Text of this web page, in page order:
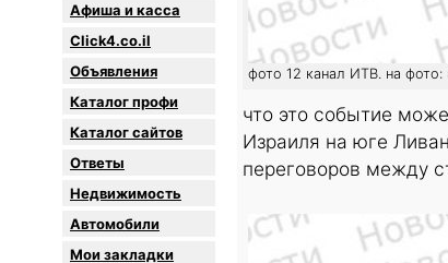
Афиша и касса
Click4.co.il
Объявления
Каталог профи
Каталог сайтов
Oтветы
Недвижимость
Автомобили
Мои закладки
фото 12 канал ИТВ. на
что это событие
Израиля на юге
переговоров между